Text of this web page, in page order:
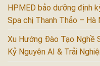
HPMED bảo dưỡng định
Spa chị Thanh Thảo – Hà
Xu Hướng Đào Tạo Nghề
Kỷ Nguyên AI & Trải